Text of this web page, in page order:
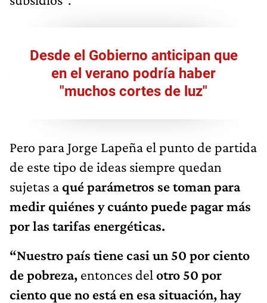
Desde el Gobierno anticipan que
en el verano podría haber
"muchos cortes de luz"
Pero para Jorge Lapeña el punto de partida
de este tipo de ideas siempre quedan
sujetas a qué parámetros se toman para
medir quiénes y cuánto puede pagar más
por las tarifas energéticas.
“Nuestro país tiene casi un 50 por ciento
de pobreza, entonces del otro 50 por
ciento que no está en esa situación, hay